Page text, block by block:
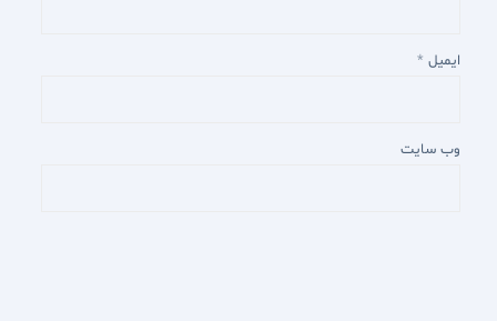
ایمیل *
وب‌ سایت